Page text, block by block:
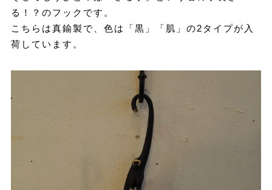
る！？のフックです。
こちらは真鍮製で、色は「黒」「肌」の2タイプが入
荷しています。